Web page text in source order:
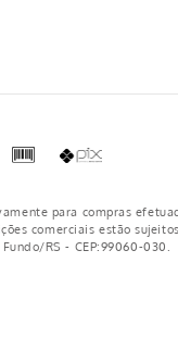
para compras
comerciais estão
RS - CEP:99060-030.